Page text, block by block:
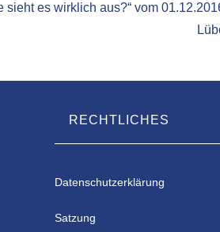
sieht es wirklich aus?“ vom
RECHTLICHES
Datenschutzerklärung
Satzung